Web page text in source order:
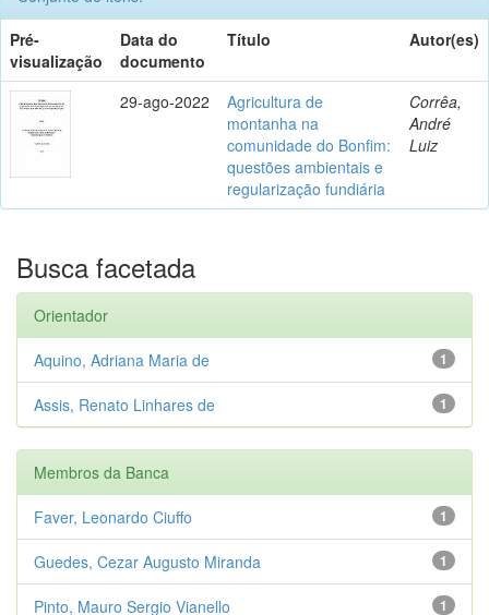
Pré-
visualização
Data do
documento
Título Autor(es)
29-ago-2022
Agricultura de
montanha na
comunidade do Bonfim:
questões ambientais e
regularização fundiária
Corrêa,
André
Luiz
Busca facetada
Orientador
1
Aquino, Adriana Maria de
1
Assis, Renato Linhares de
Membros da Banca
1
Faver, Leonardo Ciuffo
1
Guedes, Cezar Augusto Miranda
1
Pinto, Mauro Sergio Vianello